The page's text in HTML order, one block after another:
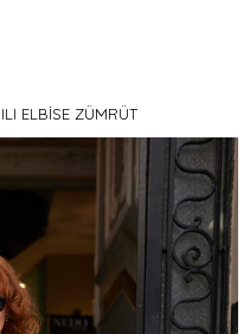
ELBİSE ZÜMRÜT